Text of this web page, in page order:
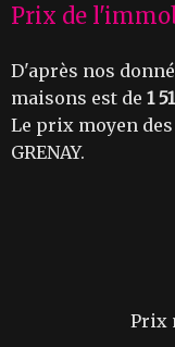
Prix de
D'après nos
maisons est de 1
Le prix moyen
GRENAY.
Prix